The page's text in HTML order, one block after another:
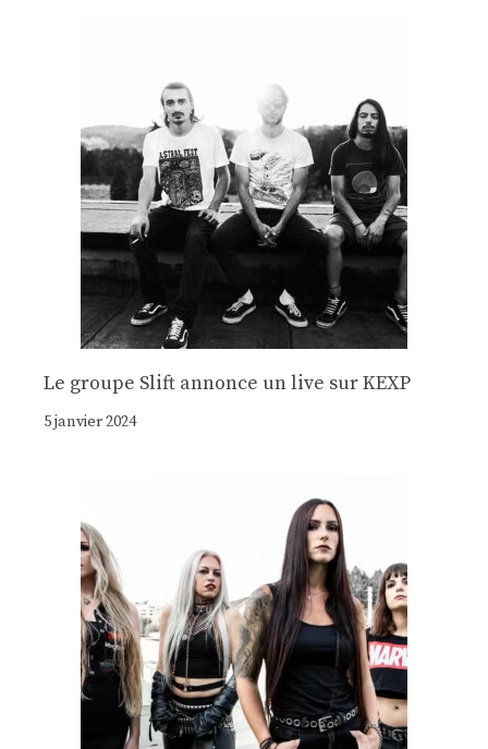
Le groupe Slift annonce un live sur KEXP
5 janvier 2024